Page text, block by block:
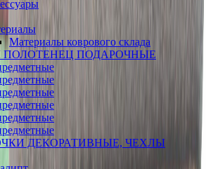
Материалы коврового склада
ПОЛОТЕНЕЦ ПОДАРОЧНЫЕ
ДЕКОРАТИВНЫЕ, ЧЕХЛЫ